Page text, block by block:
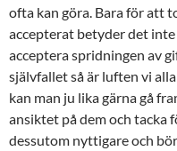
ofta kan göra. Bara för att
accepterat betyder det
acceptera spridningen av
självfallet så är luften vi
kan man ju lika gärna gå
ansiktet på dem och tacka
dessutom nyttigare och